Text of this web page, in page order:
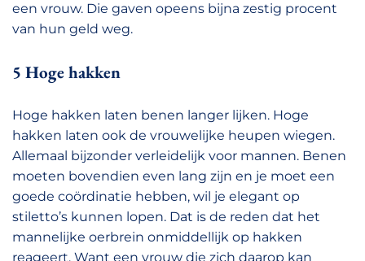
een vrouw. Die gaven opeens bijna zestig procent
van hun geld weg.
5 Hoge hakken
Hoge hakken laten benen langer lijken. Hoge
hakken laten ook de vrouwelijke heupen wiegen.
Allemaal bijzonder verleidelijk voor mannen. Benen
moeten bovendien even lang zijn en je moet een
goede coördinatie hebben, wil je elegant op
stiletto’s kunnen lopen. Dat is de reden dat het
mannelijke oerbrein onmiddellijk op hakken
reageert. Want een vrouw die zich daarop kan